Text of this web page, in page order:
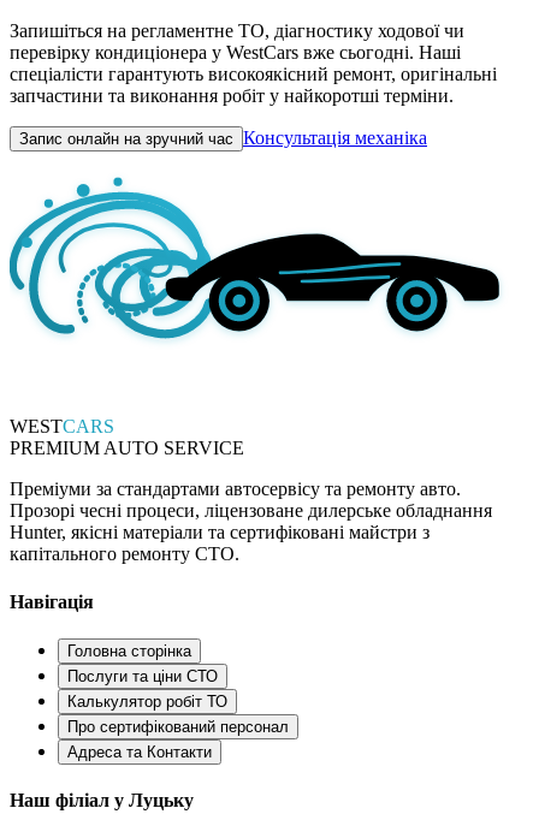
Запишіться на регламентне ТО, діагностику ходової чи
перевірку кондиціонера у WestCars вже сьогодні. Наші
спеціалісти гарантують високоякісний ремонт, оригінальні
запчастини та виконання робіт у найкоротші терміни.
Запис онлайн на зручний час Консультація механіка
WESTCARS
PREMIUM AUTO SERVICE
Преміуми за стандартами автосервісу та ремонту авто.
Прозорі чесні процеси, ліцензоване дилерське обладнання
Hunter, якісні матеріали та сертифіковані майстри з
капітального ремонту СТО.
Навігація
Головна сторінка
Послуги та ціни СТО
Калькулятор робіт ТО
Про сертифікований персонал
Адреса та Контакти
Наш філіал у Луцьку